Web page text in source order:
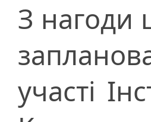
З нагоди
участі